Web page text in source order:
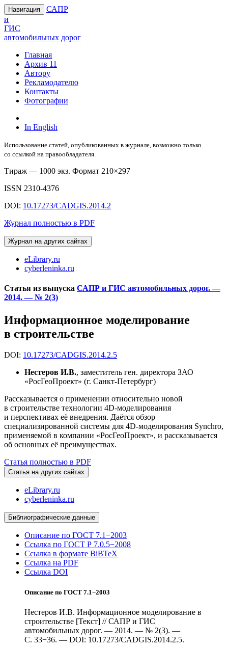
Навигация
САПР
и
ГИС
автомобильных дорог
Главная
Архив 11
Автору
Рекламодателю
Контакты
Фотографии
In English
Использование статей, опубликованных в журнале, возможно только
со ссылкой на правообладателя.
Тираж — 1000 экз. Формат 210×297
ISSN 2310-4376
DOI: 10.17273/CADGIS.2014.2
Журнал полностью в PDF
Журнал на других сайтах
eLibrary.ru
cyberleninka.ru
Статья из выпуска САПР и ГИС автомобильных дорог. —
2014. — № 2(3)
Информационное моделирование
в строительстве
DOI: 10.17273/CADGIS.2014.2.5
Нестеров И.В., заместитель ген. директора ЗАО
«РосГеоПроект» (г. Санкт-Петербург)
Рассказывается о применении относительно новой
в строительстве технологии 4D-моделирования
и перспективах её внедрения. Даётся обзор
специализированной системы для 4D-моделирования Synchro,
применяемой в компании «РосГеоПроект», и рассказывается
об основных её преимуществах.
Статья полностью в PDF
Статья на других сайтах
eLibrary.ru
cyberleninka.ru
Библиографические данные
Описание по ГОСТ 7.1−2003
Ссылка по ГОСТ Р 7.0.5−2008
Ссылка в формате BiBTeX
Ссылка на PDF
Ссылка DOI
Описание по ГОСТ 7.1−2003
Нестеров И.В. Информационное моделирование в
строительстве [Текст] // САПР и ГИС
автомобильных дорог. — 2014. — № 2(3). —
С. 33−36. — DOI: 10.17273/CADGIS.2014.2.5.